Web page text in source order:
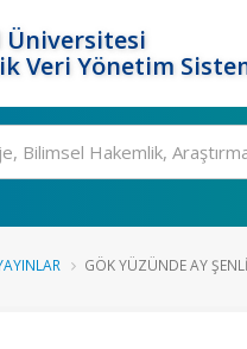
Veri Yönetim
GÖK YÜZÜNDE AY